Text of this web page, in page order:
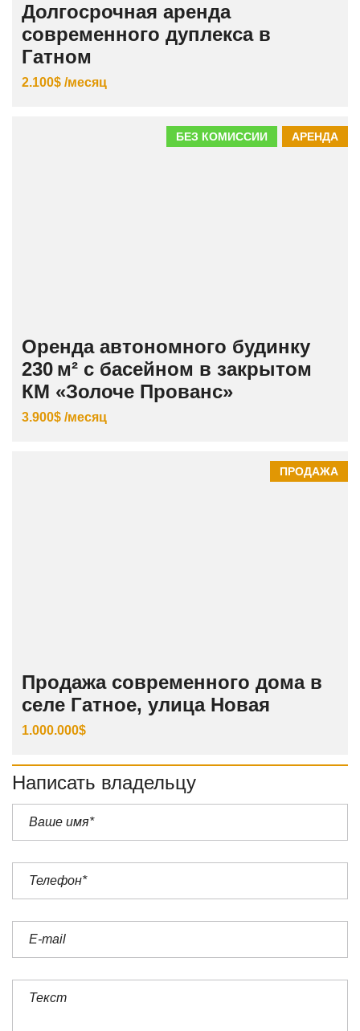
Долгосрочная аренда
современного дуплекса в
Гатном
2.100$ /месяц
АРЕНДА
БЕЗ КОМИССИИ
Оренда автономного будинку
230 м² с басейном в закрытом
КМ «Золоче Прованс»
3.900$ /месяц
ПРОДАЖА
Продажа современного дома в
селе Гатное, улица Новая
1.000.000$
Написать владельцу